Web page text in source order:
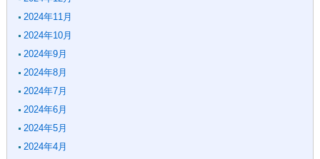
2024年11月
2024年10月
2024年9月
2024年8月
2024年7月
2024年6月
2024年5月
2024年4月